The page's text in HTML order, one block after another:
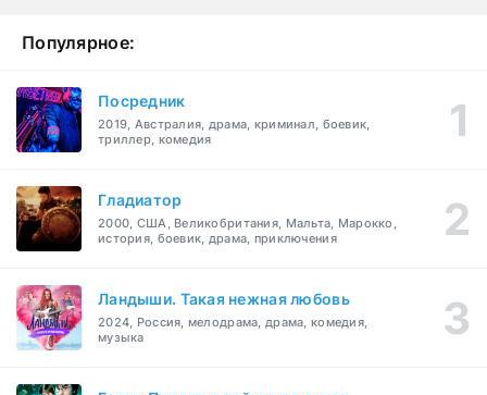
Популярное:
Посредник
2019, Австралия, драма, криминал, боевик,
триллер, комедия
Гладиатор
2000, США, Великобритания, Мальта, Марокко,
история, боевик, драма, приключения
Ландыши. Такая нежная любовь
2024, Россия, мелодрама, драма, комедия,
музыка